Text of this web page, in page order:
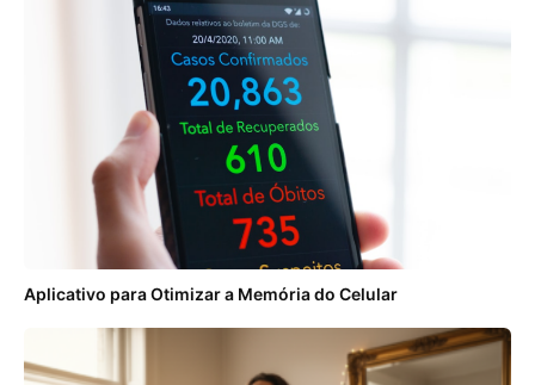
Aplicativo para Otimizar a Memória do Celular